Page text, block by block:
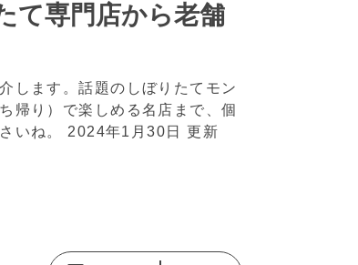
て専門店から老舗
します。話題のしぼりたてモン
帰り）で楽しめる名店まで、個
いね。 2024年1月30日 更新